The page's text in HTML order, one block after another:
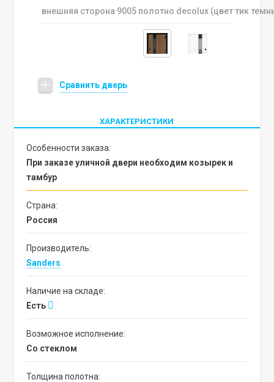
внешняя сторона 9005 полотно decolux (цвет тик
Сравнить дверь
ХАРАКТЕРИСТИКИ
Особенности заказа:
При заказе уличной двери необходим козырек и
тамбур
Страна:
Россия
Производитель:
Sanders
Наличие на складе:
Есть
Возможное исполнение:
со стеклом
Толщина полотна: